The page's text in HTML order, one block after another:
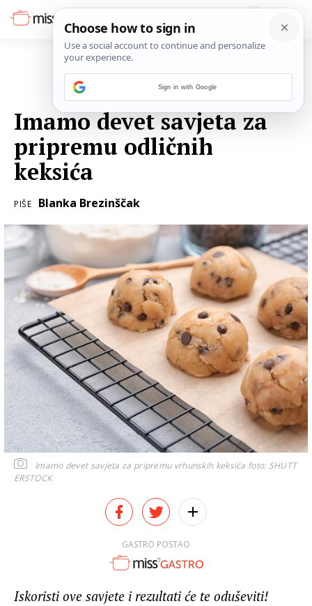
Imamo devet savjeta za
pripremu odličnih
keksića
PIŠE Blanka Brezinščak
Imamo devet savjeta za pripremu vrhunskih keksića foto: SHUTT
ERSTOCK
GASTRO POSTAO
Iskoristi ove savjete i rezultati će te oduševiti!
Sign in with Google